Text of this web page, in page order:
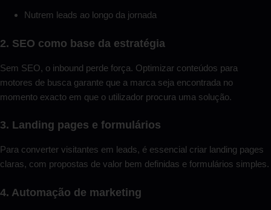
Nutrem leads ao longo da jornada
2. SEO como base da estratégia
Sem SEO, o inbound perde força. Optimizar conteúdos para
motores de busca garante que a marca seja encontrada no
momento exacto em que o utilizador procura uma solução.
3. Landing pages e formulários
Para converter visitantes em leads, é essencial criar landing pages
claras, com propostas de valor bem definidas e formulários simples.
4. Automação de marketing